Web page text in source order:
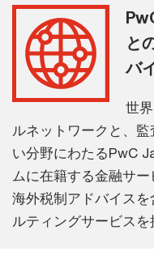
と
バ
世
ルネットワークと、
い分野にわたるPwC
ムに在籍する金融サー
海外税制アドバイス
ルティングサービスを